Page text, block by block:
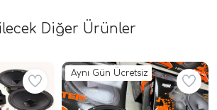
Diğer Ürünler
Aynı Gün Ücretsiz